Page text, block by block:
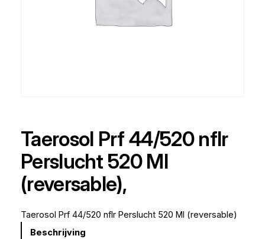
Taerosol Prf 44/520 nflr
Perslucht 520 Ml
(reversable),
Taerosol Prf 44/520 nflr Perslucht 520 Ml (reversable)
Beschrijving